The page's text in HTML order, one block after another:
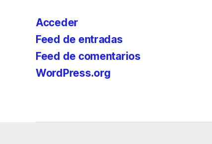
Acceder
Feed de entradas
Feed de comentarios
WordPress.org